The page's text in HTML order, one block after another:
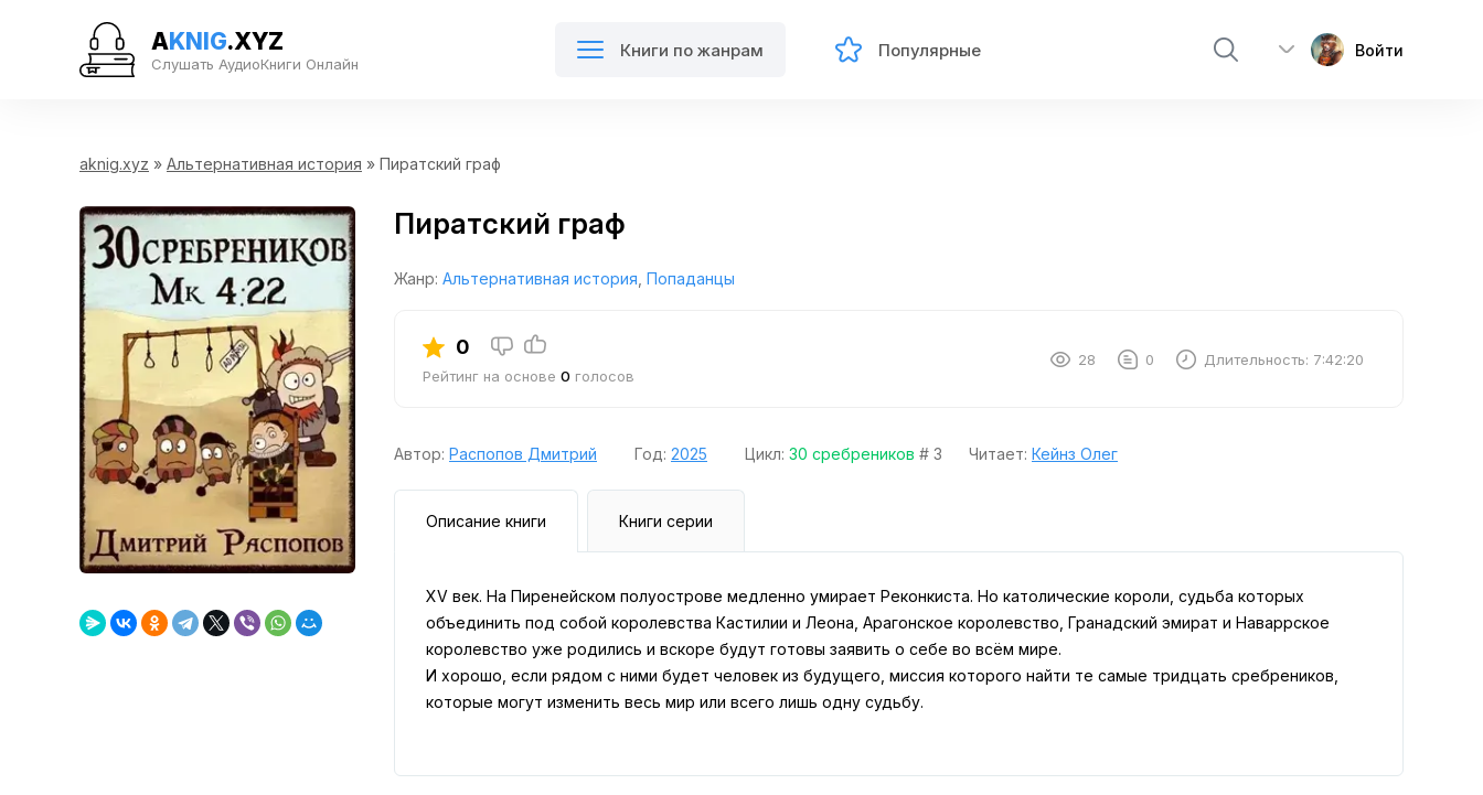
AKNIG.XYZ
Слушать АудиоКниги Онлайн
Книги по жанрам Популярные Войти
aknig.xyz » Альтернативная история » Пиратский граф
Пиратский граф
Жанр: Альтернативная история Попаданцы
0
Рейтинг на основе 0 голосов
28 0 Длительность: 7:42:20
Автор: Распопов Дмитрий Год: 2025 Цикл: 30 сребреников # 3 Читает: Кейнз Олег
Описание книги Книги серии
XV век. На Пиренейском полуострове медленно умирает Реконкиста. Но католические короли, судьба которых
объединить под собой королевства Кастилии и Леона, Арагонское королевство, Гранадский эмират и Наваррское
королевство уже родились и вскоре будут готовы заявить о себе во всём мире.
И хорошо, если рядом с ними будет человек из будущего, миссия которого найти те самые тридцать сребреников,
которые могут изменить весь мир или всего лишь одну судьбу.